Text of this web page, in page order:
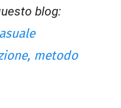
blog:
metodo